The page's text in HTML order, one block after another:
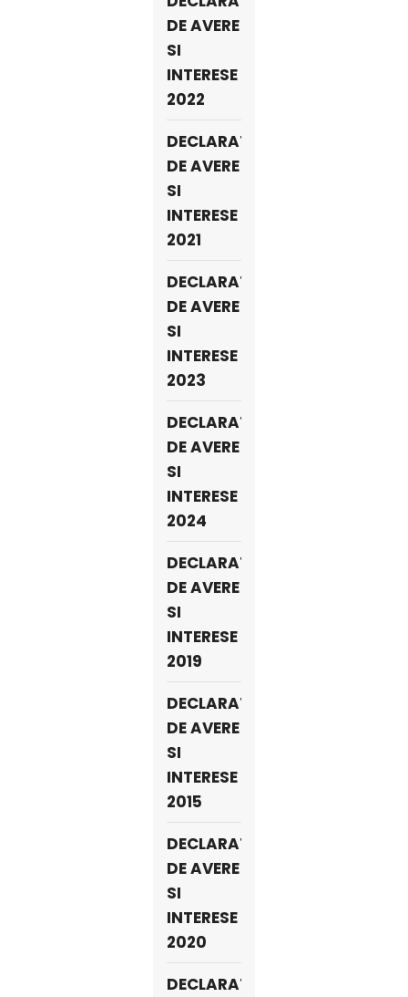
DE AVERE
SI
INTERESE
2022
DECLARATII
DE AVERE
SI
INTERESE
2021
DECLARATII
DE AVERE
SI
INTERESE
2023
DECLARATII
DE AVERE
SI
INTERESE
2024
DECLARATII
DE AVERE
SI
INTERESE
2019
DECLARATII
DE AVERE
SI
INTERESE
2015
DECLARATII
DE AVERE
SI
INTERESE
2020
DECLARATII